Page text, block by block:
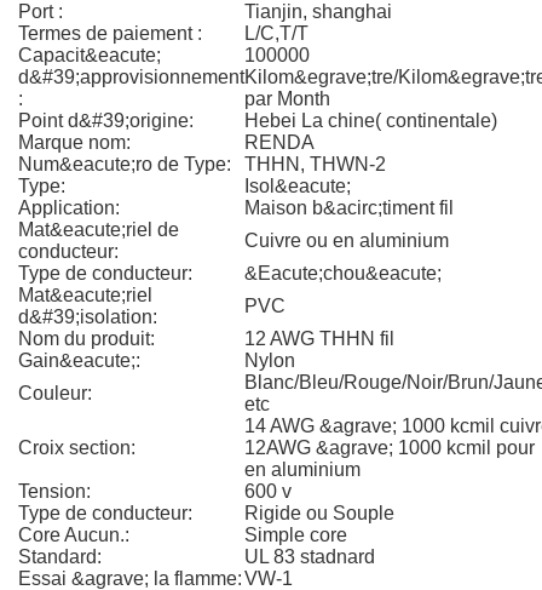
Port :
Tianjin, shanghai
Termes de paiement :
L/C,T/T
Capacit&eacute;
d&#39;approvisionnement
:
100000
Kilom&egrave;tre/
par Month
Point d&#39;origine:
Hebei La chine( continentale)
Marque nom:
RENDA
Num&eacute;ro de Type:
THHN, THWN-2
Type:
Isol&eacute;
Application:
Maison b&acirc;timent fil
Mat&eacute;riel de
conducteur:
Cuivre ou en aluminium
Type de conducteur:
&Eacute;chou&eacute;
Mat&eacute;riel
d&#39;isolation:
PVC
Nom du produit:
12 AWG THHN fil
Gain&eacute;:
Nylon
Couleur:
Blanc/Bleu/Rouge/Noir/Brun/
etc
Croix section:
14 AWG &agrave; 1000 kcmil
12AWG &agrave; 1000 kcmil pour
en aluminium
Tension:
600 v
Type de conducteur:
Rigide ou Souple
Core Aucun.:
Simple core
Standard:
UL 83 stadnard
Essai &agrave; la flamme:VW-1